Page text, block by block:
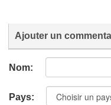
Ajouter un
Nom:
Pays: